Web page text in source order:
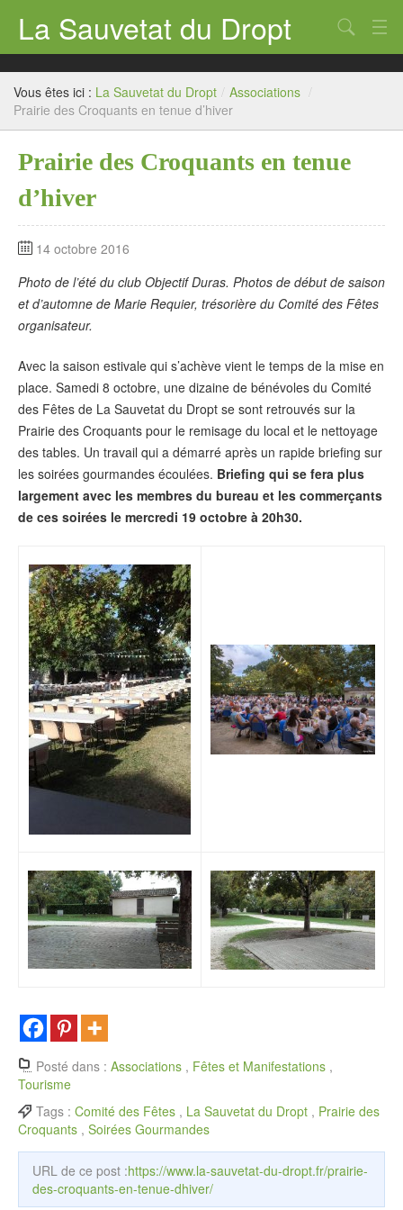
La Sauvetat du Dropt
Accueil
Mairie
Archives
Contact
Chercher
Vous êtes ici : La Sauvetat du Dropt / Associations /
Prairie des Croquants en tenue d’hiver
Prairie des Croquants en tenue
d’hiver
14 octobre 2016
Photo de l’été du club Objectif Duras. Photos de début de saison
et d’automne de Marie Requier, trésorière du Comité des Fêtes
organisateur.
Avec la saison estivale qui s’achève vient le temps de la mise en
place. Samedi 8 octobre, une dizaine de bénévoles du Comité
des Fêtes de La Sauvetat du Dropt se sont retrouvés sur la
Prairie des Croquants pour le remisage du local et le nettoyage
des tables. Un travail qui a démarré après un rapide briefing sur
les soirées gourmandes écoulées. Briefing qui se fera plus
largement avec les membres du bureau et les commerçants
de ces soirées le mercredi 19 octobre à 20h30.
Posté dans : Associations , Fêtes et Manifestations ,
Tourisme
Tags : Comité des Fêtes , La Sauvetat du Dropt , Prairie des
Croquants , Soirées Gourmandes
URL de ce post :https://www.la-sauvetat-du-dropt.fr/prairie-
des-croquants-en-tenue-dhiver/